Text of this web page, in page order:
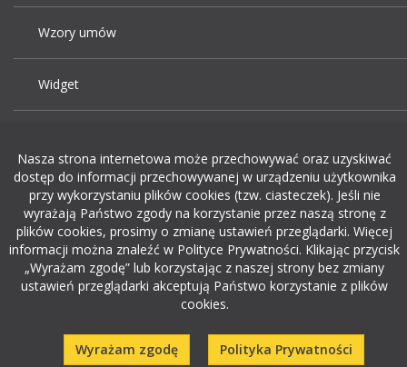
Wzory umów
Widget
Dodaj ogłoszenie o pracę
rekrutacja w it
Nasza strona internetowa może przechowywać oraz uzyskiwać
dostęp do informacji przechowywanej w urządzeniu użytkownika
przy wykorzystaniu plików cookies (tzw. ciasteczek). Jeśli nie
wyrażają Państwo zgody na korzystanie przez naszą stronę z
plików cookies, prosimy o zmianę ustawień przeglądarki. Więcej
informacji można znaleźć w Polityce Prywatności. Klikając przycisk
„Wyrażam zgodę” lub korzystając z naszej strony bez zmiany
ustawień przeglądarki akceptują Państwo korzystanie z plików
cookies.
Wyrażam zgodę Polityka Prywatności